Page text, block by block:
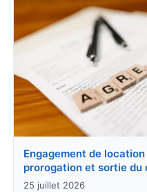
Engagement de
prorogation et sortie du
25 juillet 2026